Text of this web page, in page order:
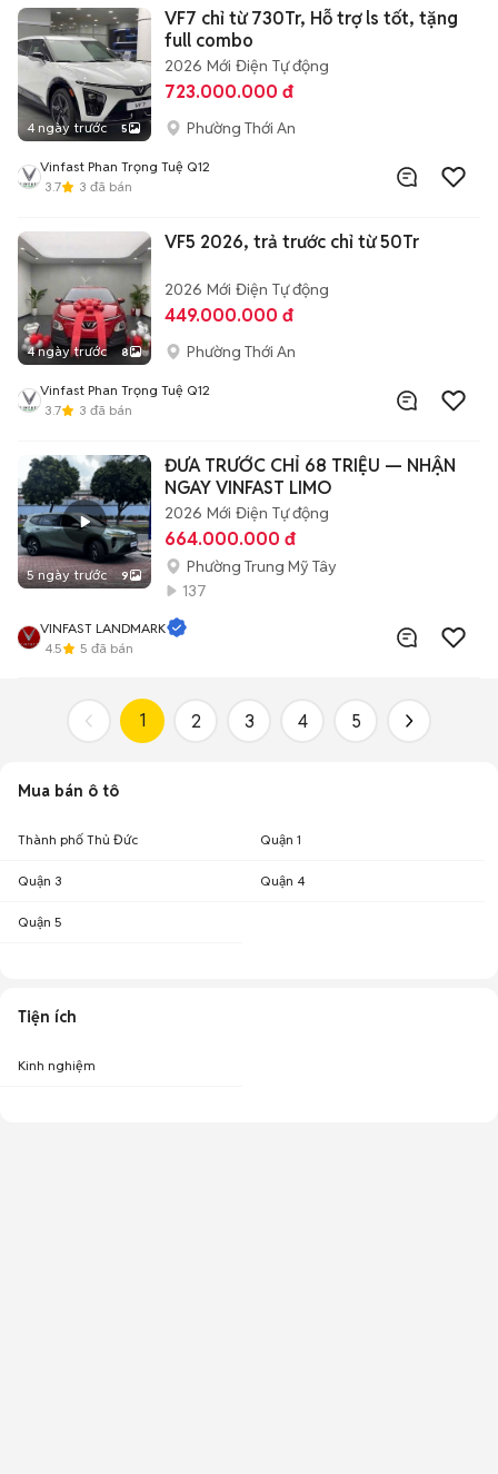
4 ngày trước 5
VF7 chỉ từ 730Tr, Hỗ trợ ls tốt, tặng
full combo
2026 Mới Điện Tự động
723.000.000 đ
Phường Thới An
Vinfast Phan Trọng Tuệ Q12
3.7
3 đã bán
4 ngày trước 8
VF5 2026, trả trước chỉ từ 50Tr
2026 Mới Điện Tự động
449.000.000 đ
Phường Thới An
Vinfast Phan Trọng Tuệ Q12
3.7
3 đã bán
5 ngày trước 9
ĐƯA TRƯỚC CHỈ 68 TRIỆU — NHẬN
NGAY VINFAST LIMO
2026 Mới Điện Tự động
664.000.000 đ
Phường Trung Mỹ Tây
137
VINFAST LANDMARK
4.5
5 đã bán
1 2 3 4 5
Mua bán ô tô
Thành phố Thủ Đức Quận 1
Quận 3 Quận 4
Quận 5
Tiện ích
Kinh nghiệm